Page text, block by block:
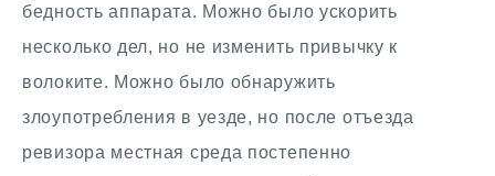
бедность аппарата. Можно было ускорить
несколько дел, но не изменить привычку к
волоките. Можно было обнаружить
злоупотребления в уезде, но после отъезда
ревизора местная среда постепенно